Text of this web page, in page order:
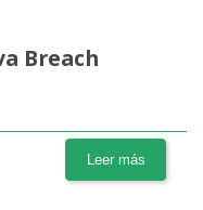
Breach
Leer más